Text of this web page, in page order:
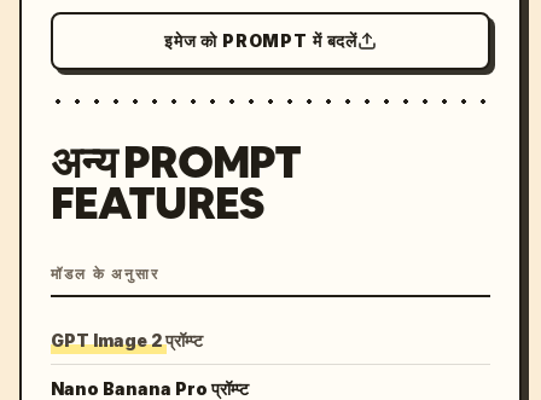
इमेज को PROMPT में बदलें
अन्य PROMPT
FEATURES
मॉडल के अनुसार
GPT Image 2 प्रॉम्प्ट
Nano Banana Pro प्रॉम्प्ट